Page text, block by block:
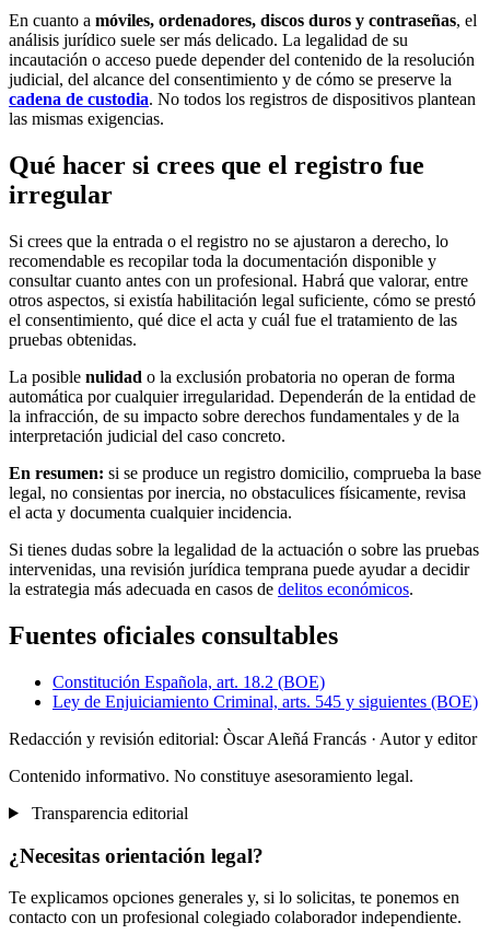
En cuanto a móviles, ordenadores, discos duros y contraseñas, el
análisis jurídico suele ser más delicado. La legalidad de su
incautación o acceso puede depender del contenido de la resolución
judicial, del alcance del consentimiento y de cómo se preserve la
cadena de custodia. No todos los registros de dispositivos plantean
las mismas exigencias.
Qué hacer si crees que el registro fue
irregular
Si crees que la entrada o el registro no se ajustaron a derecho, lo
recomendable es recopilar toda la documentación disponible y
consultar cuanto antes con un profesional. Habrá que valorar, entre
otros aspectos, si existía habilitación legal suficiente, cómo se prestó
el consentimiento, qué dice el acta y cuál fue el tratamiento de las
pruebas obtenidas.
La posible nulidad o la exclusión probatoria no operan de forma
automática por cualquier irregularidad. Dependerán de la entidad de
la infracción, de su impacto sobre derechos fundamentales y de la
interpretación judicial del caso concreto.
En resumen: si se produce un registro domicilio, comprueba la base
legal, no consientas por inercia, no obstaculices físicamente, revisa
el acta y documenta cualquier incidencia.
Si tienes dudas sobre la legalidad de la actuación o sobre las pruebas
intervenidas, una revisión jurídica temprana puede ayudar a decidir
la estrategia más adecuada en casos de delitos económicos.
Fuentes oficiales consultables
Constitución Española, art. 18.2 (BOE)
Ley de Enjuiciamiento Criminal, arts. 545 y siguientes (BOE)
Redacción y revisión editorial: Òscar Aleñá Francás · Autor y editor
Contenido informativo. No constituye asesoramiento legal.
Transparencia editorial
¿Necesitas orientación legal?
Te explicamos opciones generales y, si lo solicitas, te ponemos en
contacto con un profesional colegiado colaborador independiente.